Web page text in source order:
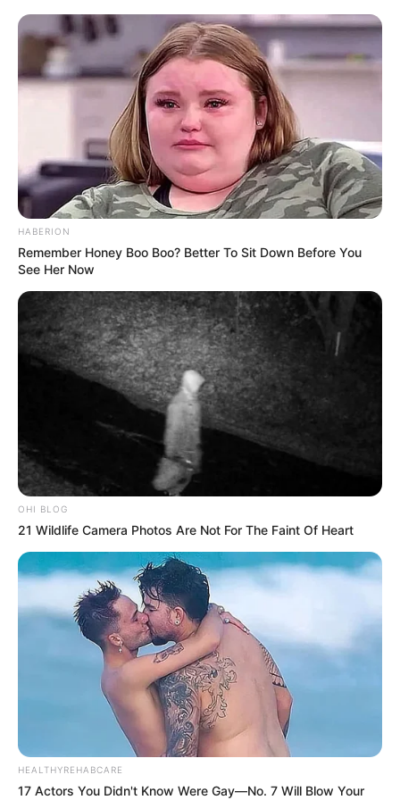
Le Tirage gagnant du pronostic
en or de Logic-Prono
Les meilleurs de ces pronostics sont sur le logiciel
100 % gratuitLogic-Prono V3. Vous n’avez plus qu’à
les sélectionner et le logiciel en fera la synthèse,
peut-être le meilleur pronostic PMU gagnant.
HABERION
Remember Honey Boo Boo? Better To Sit Down Before You
See Her Now
OHI BLOG
21 Wildlife Camera Photos Are Not For The Faint Of Heart
HEALTHYREHABCARE
17 Actors You Didn't Know Were Gay—No. 7 Will Blow Your